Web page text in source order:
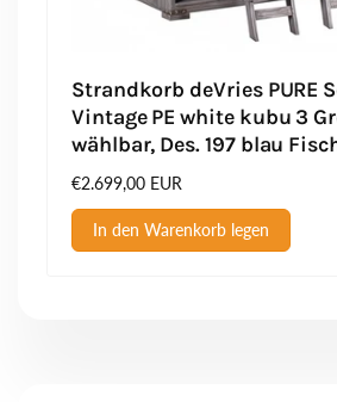
Strandkorb deVries PURE
Vintage PE white kubu 3
wählbar, Des. 197 blau
Normaler
Preis
€2.699,00 EUR
In den Warenkorb legen